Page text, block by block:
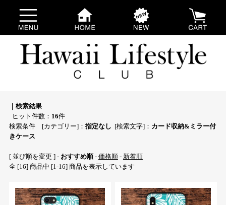
｜検索結果
ヒット件数： 16件
検索条件 [カテゴリー]： 指定なし [検索文字]： カード収納&ミラー付
きケース
[ 並び順を変更 ] - おすすめ順- 価格順- 新着順
全 [16] 商品中 [1-16] 商品を表示しています